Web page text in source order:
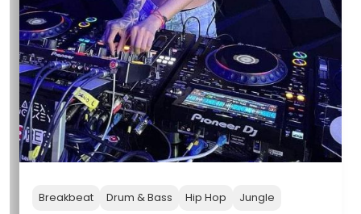
Breakbeat Drum & Bass Hip Hop Jungle